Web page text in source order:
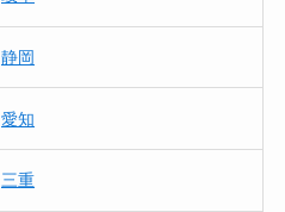
静岡
愛知
三重